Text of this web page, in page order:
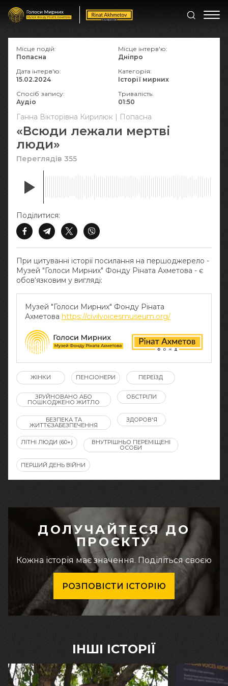
Ганна Вікторівна Кирилюк | Попасна
«Всюди лежали мертві
люди»
Переглядів 355
При цитуванні історії посилання на першоджерело -
Музей "Голоси Мирних" Фонду Ріната Ахметова - є
обов‘язковим у вигляді:
Музей "Голоси Мирних" Фонду Ріната
Ахметова https://civilvoicesmuseum.org/
Поділитися:
Місце подій:
Попасна
Місце інтерв'ю:
Дніпро
Дата інтерв'ю:
15.02.2024
Категорія:
Історії мирних
Спосіб запису:
Аудіо
Тривалість:
01:50
ЖІНКИ ПЕНСІОНЕРИ ПЕРЕЇЗД
ЗРУЙНОВАНО АБО
ПОШКОДЖЕНО ЖИТЛО
ОБСТРІЛИ
БЕЗПЕКА ТА
ЖИТТЄЗАБЕЗПЕЧЕННЯ
ЗДОРОВ'Я
ЛІТНІ ЛЮДИ (60+) ВНУТРІШНЬО ПЕРЕМІЩЕНІ
ОСОБИ
ПЕРШИЙ ДЕНЬ ВІЙНИ
ДОЛУЧАЙТЕСЯ ДО
ПРОЄКТУ
Кожна історія має значення. Поділіться своєю
РОЗПОВІСТИ ІСТОРІЮ
ІНШІ ІСТОРІЇ